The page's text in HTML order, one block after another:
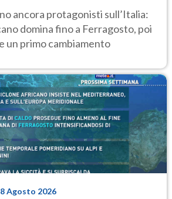
ancora protagonisti sull’Italia:
domina fino a Ferragosto, poi
un primo cambiamento
8 Agosto 2026